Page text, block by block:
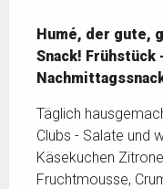
Humé, der gute,
Snack!
Täglich
Clubs - Salate und
Käsekuchen
Fruchtmousse,